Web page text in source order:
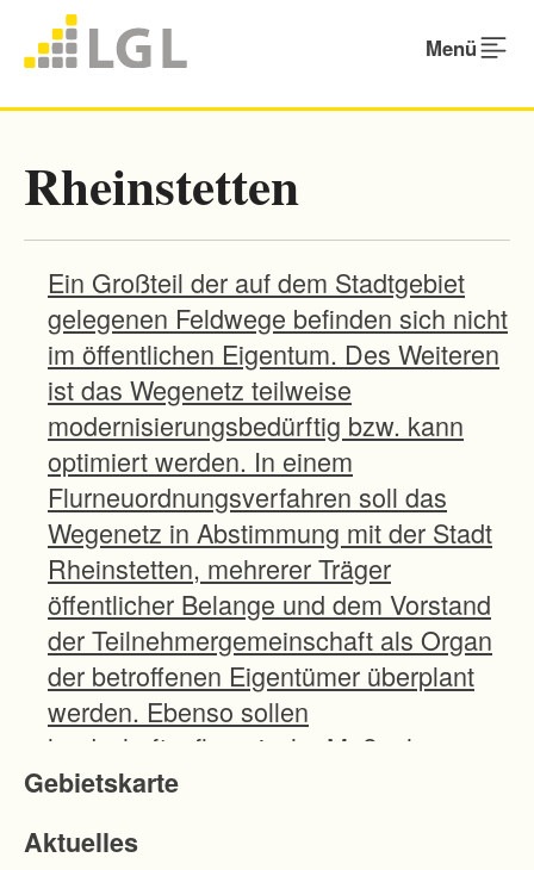
Menü
Rheinstetten
Ein Großteil der auf dem Stadtgebiet
gelegenen Feldwege befinden sich nicht
im öffentlichen Eigentum. Des Weiteren
ist das Wegenetz teilweise
modernisierungsbedürftig bzw. kann
optimiert werden. In einem
Flurneuordnungsverfahren soll das
Wegenetz in Abstimmung mit der Stadt
Rheinstetten, mehrerer Träger
öffentlicher Belange und dem Vorstand
der Teilnehmergemeinschaft als Organ
der betroffenen Eigentümer überplant
werden. Ebenso sollen
landschaftspflegerische Maßnahmen
zur Förderung der Ökologie umgesetzt
Gebietskarte
Aktuelles